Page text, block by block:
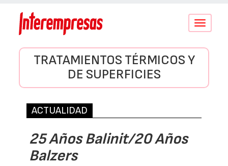
Conmutar
TRATAMIENTOS TÉRMICOS Y
DE SUPERFICIES
ACTUALIDAD
25 Años Balinit/20 Años
Balzers